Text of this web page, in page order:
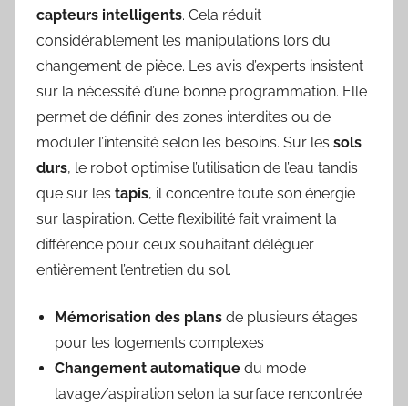
capteurs intelligents. Cela réduit
considérablement les manipulations lors du
changement de pièce. Les avis d’experts insistent
sur la nécessité d’une bonne programmation. Elle
permet de définir des zones interdites ou de
moduler l’intensité selon les besoins. Sur les sols
durs, le robot optimise l’utilisation de l’eau tandis
que sur les tapis, il concentre toute son énergie
sur l’aspiration. Cette flexibilité fait vraiment la
différence pour ceux souhaitant déléguer
entièrement l’entretien du sol.
Mémorisation des plans de plusieurs étages
pour les logements complexes
Changement automatique du mode
lavage/aspiration selon la surface rencontrée